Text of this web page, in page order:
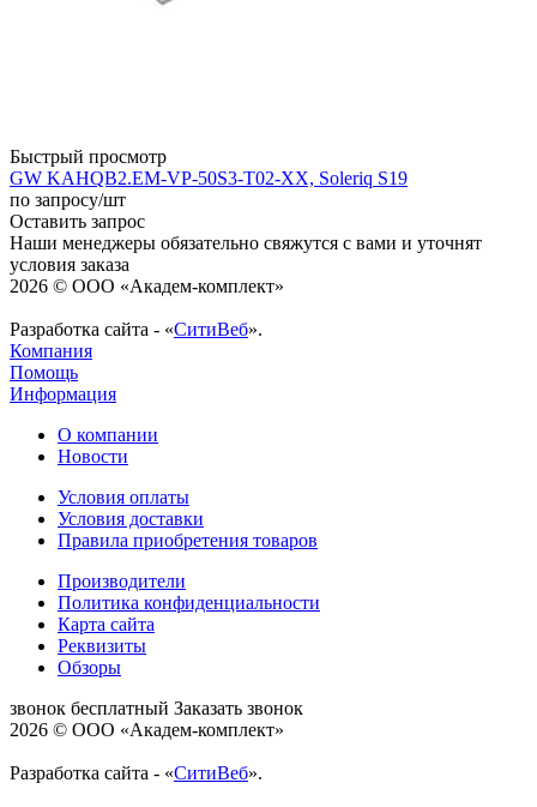
Быстрый просмотр
GW KAHQB2.EM-VP-50S3-T02-XX, Soleriq S19
по запросу/шт
Оставить запрос
Наши менеджеры обязательно свяжутся с вами и уточнят
условия заказа
2026 © ООО «Академ-комплект»
Разработка сайта - «СитиВеб».
Компания
Помощь
Информация
О компании
Новости
Условия оплаты
Условия доставки
Правила приобретения товаров
Производители
Политика конфиденциальности
Карта сайта
Реквизиты
Обзоры
звонок бесплатный Заказать звонок
2026 © ООО «Академ-комплект»
Разработка сайта - «СитиВеб».